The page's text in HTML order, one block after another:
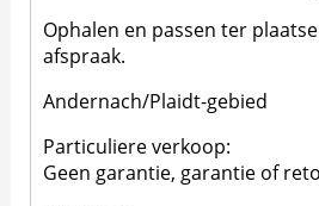
Ophalen en passen ter
afspraak.
Andernach/Plaidt-gebied
Particuliere verkoop:
Geen garantie, garantie of